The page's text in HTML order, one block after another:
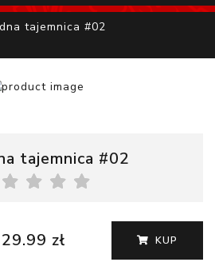
tajemnica #02
tajemnica #02
29.99 zł KUP